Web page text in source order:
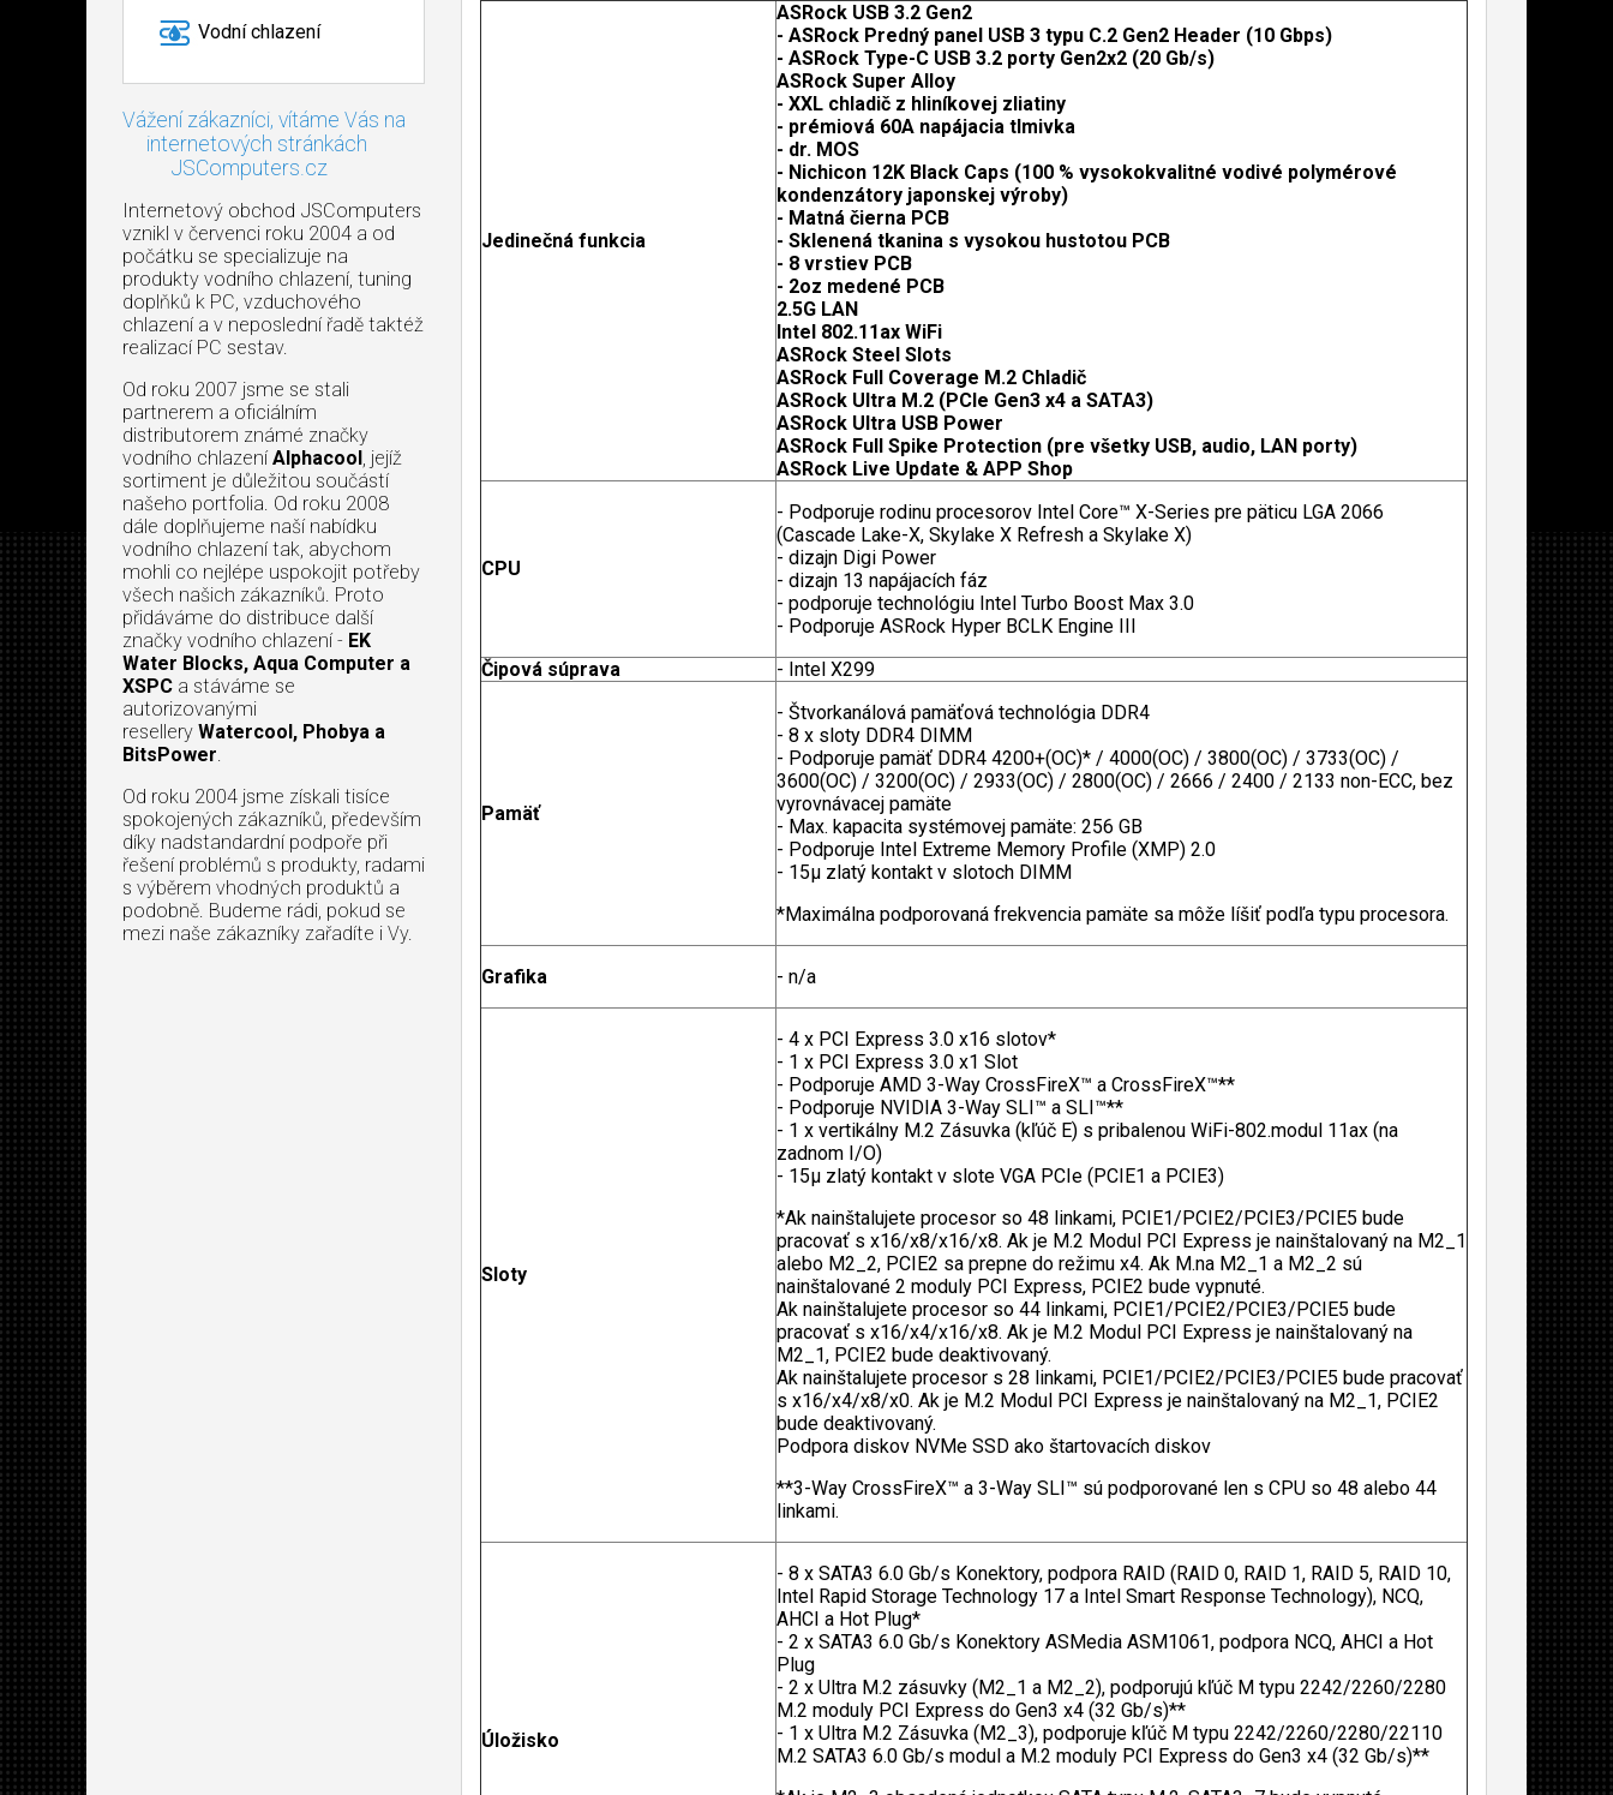
Vodní chlazení
Vážení zákazníci, vítáme Vás na
internetových stránkách
JSComputers.cz
Internetový obchod JSComputers
vznikl v červenci roku 2004 a od
počátku se specializuje na
produkty vodního chlazení, tuning
doplňků k PC, vzduchového
chlazení a v neposlední řadě taktéž
realizací PC sestav.
Od roku 2007 jsme se stali
partnerem a oficiálním
distributorem známé značky
vodního chlazení Alphacool, jejíž
sortiment je důležitou součástí
našeho portfolia. Od roku 2008
dále doplňujeme naší nabídku
vodního chlazení tak, abychom
mohli co nejlépe uspokojit potřeby
všech našich zákazníků. Proto
přidáváme do distribuce další
značky vodního chlazení - EK
Water Blocks, Aqua Computer a
XSPC a stáváme se
autorizovanými
resellery Watercool, Phobya a
BitsPower.
Od roku 2004 jsme získali tisíce
spokojených zákazníků, především
díky nadstandardní podpoře při
řešení problémů s produkty, radami
s výběrem vhodných produktů a
podobně. Budeme rádi, pokud se
mezi naše zákazníky zařadíte i Vy.
Jedinečná funkcia
ASRock USB 3.2 Gen2
- ASRock Predný panel USB 3 typu C.2 Gen2 Header (10 Gbps)
- ASRock Type-C USB 3.2 porty Gen2x2 (20 Gb/s)
ASRock Super Alloy
- XXL chladič z hliníkovej zliatiny
- prémiová 60A napájacia tlmivka
- dr. MOS
- Nichicon 12K Black Caps (100 % vysokokvalitné vodivé polymérové
kondenzátory japonskej výroby)
- Matná čierna PCB
- Sklenená tkanina s vysokou hustotou PCB
- 8 vrstiev PCB
- 2oz medené PCB
2.5G LAN
Intel 802.11ax WiFi
ASRock Steel Slots
ASRock Full Coverage M.2 Chladič
ASRock Ultra M.2 (PCIe Gen3 x4 a SATA3)
ASRock Ultra USB Power
ASRock Full Spike Protection (pre všetky USB, audio, LAN porty)
ASRock Live Update & APP Shop
CPU
- Podporuje rodinu procesorov Intel Core™ X-Series pre päticu LGA 2066
(Cascade Lake-X, Skylake X Refresh a Skylake X)
- dizajn Digi Power
- dizajn 13 napájacích fáz
- podporuje technológiu Intel Turbo Boost Max 3.0
- Podporuje ASRock Hyper BCLK Engine III
Čipová súprava
- Intel X299
Pamäť
- Štvorkanálová pamäťová technológia DDR4
- 8 x sloty DDR4 DIMM
- Podporuje pamäť DDR4 4200+(OC)* / 4000(OC) / 3800(OC) / 3733(OC) /
3600(OC) / 3200(OC) / 2933(OC) / 2800(OC) / 2666 / 2400 / 2133 non-ECC, bez
vyrovnávacej pamäte
- Max. kapacita systémovej pamäte: 256 GB
- Podporuje Intel Extreme Memory Profile (XMP) 2.0
- 15µ zlatý kontakt v slotoch DIMM
*Maximálna podporovaná frekvencia pamäte sa môže líšiť podľa typu procesora.
Grafika - n/a
Sloty
- 4 x PCI Express 3.0 x16 slotov*
- 1 x PCI Express 3.0 x1 Slot
- Podporuje AMD 3-Way CrossFireX™ a CrossFireX™**
- Podporuje NVIDIA 3-Way SLI™ a SLI™**
- 1 x vertikálny M.2 Zásuvka (kľúč E) s pribalenou WiFi-802.modul 11ax (na
zadnom I/O)
- 15µ zlatý kontakt v slote VGA PCIe (PCIE1 a PCIE3)
*Ak nainštalujete procesor so 48 linkami, PCIE1/PCIE2/PCIE3/PCIE5 bude
pracovať s x16/x8/x16/x8. Ak je M.2 Modul PCI Express je nainštalovaný na M2_1
alebo M2_2, PCIE2 sa prepne do režimu x4. Ak M.na M2_1 a M2_2 sú
nainštalované 2 moduly PCI Express, PCIE2 bude vypnuté.
Ak nainštalujete procesor so 44 linkami, PCIE1/PCIE2/PCIE3/PCIE5 bude
pracovať s x16/x4/x16/x8. Ak je M.2 Modul PCI Express je nainštalovaný na
M2_1, PCIE2 bude deaktivovaný.
Ak nainštalujete procesor s 28 linkami, PCIE1/PCIE2/PCIE3/PCIE5 bude pracovať
s x16/x4/x8/x0. Ak je M.2 Modul PCI Express je nainštalovaný na M2_1, PCIE2
bude deaktivovaný.
Podpora diskov NVMe SSD ako štartovacích diskov
**3-Way CrossFireX™ a 3-Way SLI™ sú podporované len s CPU so 48 alebo 44
linkami.
Úložisko
- 8 x SATA3 6.0 Gb/s Konektory, podpora RAID (RAID 0, RAID 1, RAID 5, RAID 10,
Intel Rapid Storage Technology 17 a Intel Smart Response Technology), NCQ,
AHCI a Hot Plug*
- 2 x SATA3 6.0 Gb/s Konektory ASMedia ASM1061, podpora NCQ, AHCI a Hot
Plug
- 2 x Ultra M.2 zásuvky (M2_1 a M2_2), podporujú kľúč M typu 2242/2260/2280
M.2 moduly PCI Express do Gen3 x4 (32 Gb/s)**
- 1 x Ultra M.2 Zásuvka (M2_3), podporuje kľúč M typu 2242/2260/2280/22110
M.2 SATA3 6.0 Gb/s modul a M.2 moduly PCI Express do Gen3 x4 (32 Gb/s)**